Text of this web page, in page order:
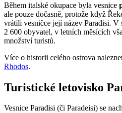
Během italské okupace byla vesnice
ale pouze dočasně, protože když
vrátili vesničce její název Paradisi. V
2 600 obyvatel, v letních měsících
množství turistů.
Více o historii celého ostrova
Rhodos.
Turistické letovisko
Vesnice Paradisi (či Paradeisi) se